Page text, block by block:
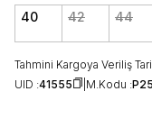
40 42 44
Tahmini Kargoya Veriliş
UID :41555 M.Kodu :